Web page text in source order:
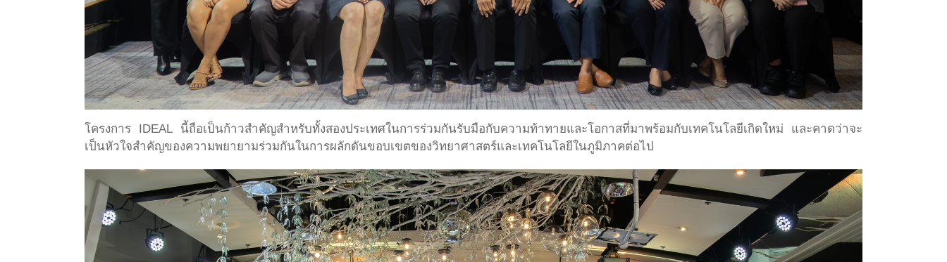
โครงการ IDEAL นี้ถือเป็นก้าวสำคัญสำหรับทั้งสองประเทศในการร่วมกันรับมือกับความท้าทายและโอกาสที่มาพร้อมกับเทคโนโลยีเกิดใหม่ และคาดว่าจะ
เป็นหัวใจสำคัญของความพยายามร่วมกันในการผลักดันขอบเขตของวิทยาศาสตร์และเทคโนโลยีในภูมิภาคต่อไป